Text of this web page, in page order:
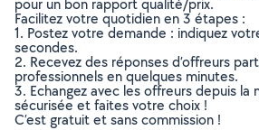
pour un bon rapport qualité/prix.
Facilitez votre quotidien en 3 étapes :
1. Postez votre demande : indiquez
secondes.
2. Recevez des réponses d’offreurs
professionnels en quelques minutes.
3. Echangez avec les offreurs depuis la
sécurisée et faites votre choix !
C’est gratuit et sans commission !